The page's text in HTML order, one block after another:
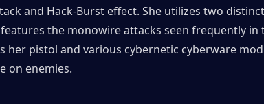
and Hack-Burst effect. She utilizes two
the monowire attacks seen frequently in
her pistol and various cybernetic cyberware
on enemies.